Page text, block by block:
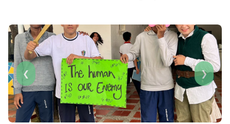
❮ ❯